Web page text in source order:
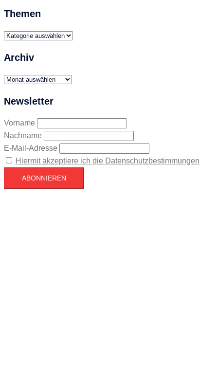
Themen
Themen
Archiv
Archiv
Newsletter
Vorname
Nachname
E-Mail-Adresse
Hiermit akzeptiere ich die Datenschutzbestimmungen